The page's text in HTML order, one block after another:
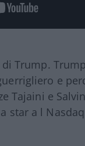
Trump.
e
Tajaini e
star a l